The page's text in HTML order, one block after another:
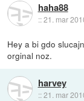
haha88
::21. mar
Hey a bi gdo
orginal noz.
harvey
::21. mar